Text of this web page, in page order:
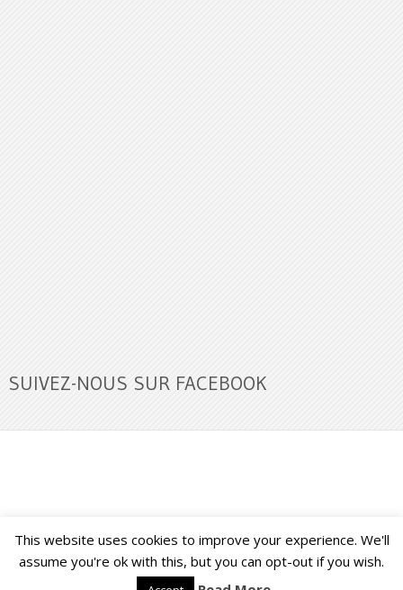
SUIVEZ-NOUS SUR FACEBOOK
Buzz Ultra Copyright © 2026. Back to Top ↑
This website uses cookies to improve your experience. We'll
assume you're ok with this, but you can opt-out if you wish.